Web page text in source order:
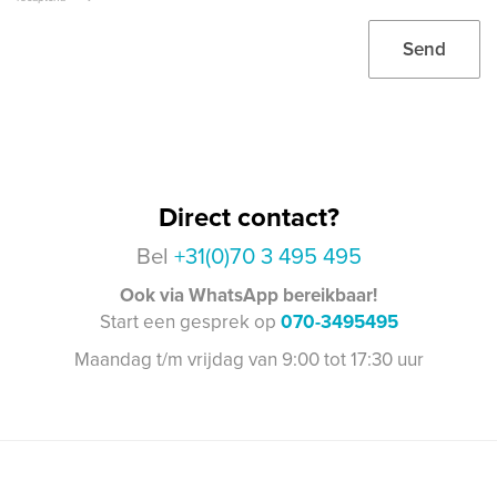
Send
Direct contact?
Bel +31(0)70 3 495 495
Ook via WhatsApp bereikbaar!
Start een gesprek op 070-3495495
Maandag t/m vrijdag van 9:00 tot 17:30 uur